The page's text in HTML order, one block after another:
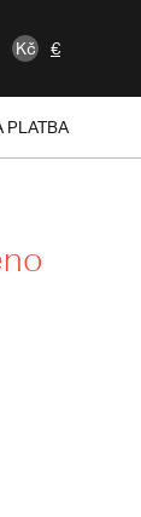
Kč €
PLATBA